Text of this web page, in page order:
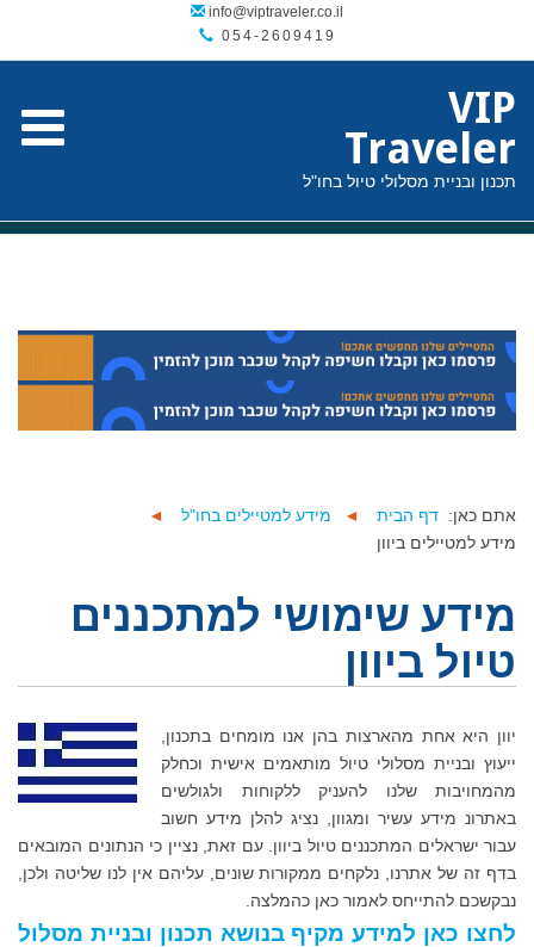
054-2609419
VIP
Traveler
תכנון ובניית מסלולי טיול בחו"ל
אתם כאן: דף הבית ◄ מידע למטיילים בחו"ל
◄
מידע למטיילים ביוון
מידע שימושי למתכננים
טיול ביוון
יוון היא אחת מהארצות בהן אנו מומחים בתכנון,
ייעוץ ובניית מסלולי טיול מותאמים אישית וכחלק
מהמחויבות שלנו להעניק ללקוחות ולגולשים
באתרונ מידע עשיר ומגוון, נציג להלן מידע חשוב
עבור ישראלים המתכננים טיול ביוון. עם זאת, נציין כי הנתונים המובאים
בדף זה של אתרנו, נלקחים ממקורות שונים, עליהם אין לנו שליטה ולכן,
נבקשכם להתייחס לאמור כאן כהמלצה.
לחצו כאן למידע מקיף בנושא תכנון ובניית מסלול